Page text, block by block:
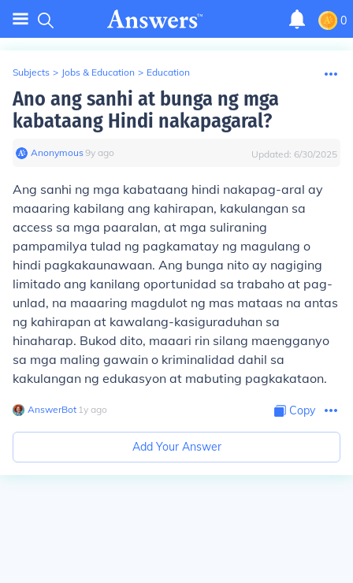
0
Subjects > Jobs & Education > Education
Ano ang sanhi at bunga ng mga
kabataang Hindi nakapagaral?
Anonymous∙9y ago Updated: 6/30/2025
Ang sanhi ng mga kabataang hindi nakapag-aral ay
maaaring kabilang ang kahirapan, kakulangan sa
access sa mga paaralan, at mga suliraning
pampamilya tulad ng pagkamatay ng magulang o
hindi pagkakaunawaan. Ang bunga nito ay nagiging
limitado ang kanilang oportunidad sa trabaho at pag-
unlad, na maaaring magdulot ng mas mataas na antas
ng kahirapan at kawalang-kasiguraduhan sa
hinaharap. Bukod dito, maaari rin silang maengganyo
sa mga maling gawain o kriminalidad dahil sa
kakulangan ng edukasyon at mabuting pagkakataon.
AnswerBot∙ 1y ago Copy
Add Your Answer